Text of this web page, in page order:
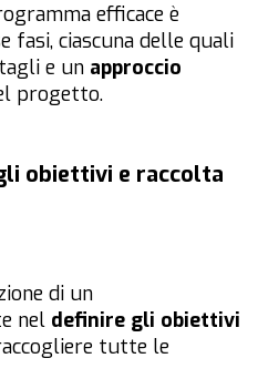
efficace è
fasi, ciascuna delle quali
e un approccio
progetto.
obiettivi e raccolta
di un
nel definire gli obiettivi
tutte le